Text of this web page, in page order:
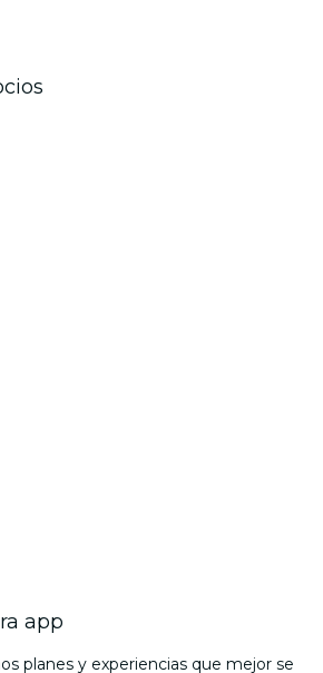
app
planes y experiencias que mejor se